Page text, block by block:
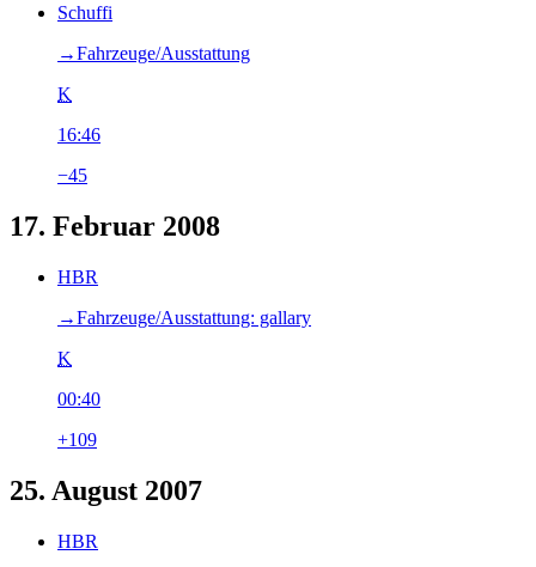
Schuffi
→‎Fahrzeuge/Ausstattung
K
16:46
−45
17. Februar 2008
HBR
→‎Fahrzeuge/Ausstattung: gallary
K
00:40
+109
25. August 2007
HBR